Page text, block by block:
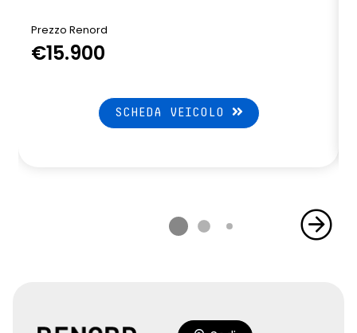
Prezzo Renord
€15.900
SCHEDA VEICOLO